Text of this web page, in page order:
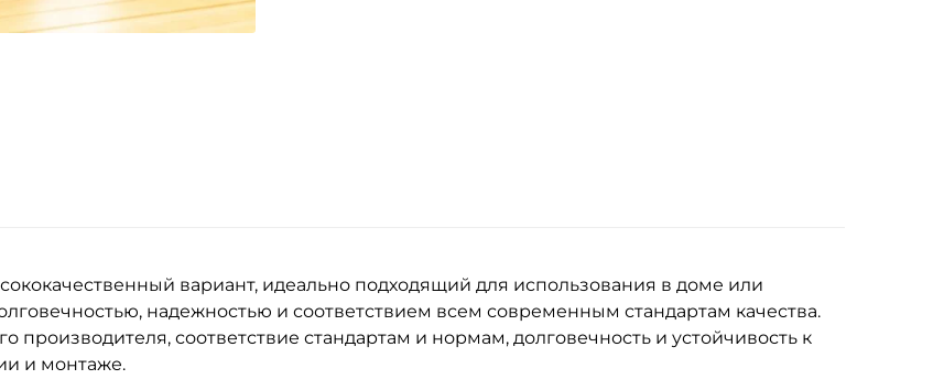
вариант, идеально подходящий для использования в доме или
надежностью и соответствием всем современным стандартам качества.
производителя, соответствие стандартам и нормам, долговечность и устойчивость к
и монтаже.